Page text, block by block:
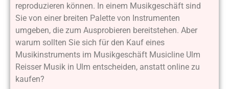
reproduzieren können. In einem Musikgeschäft sind
Sie von einer breiten Palette von Instrumenten
umgeben, die zum Ausprobieren bereitstehen. Aber
warum sollten Sie sich für den Kauf eines
Musikinstruments im Musikgeschäft Musicline Ulm
Reisser Musik in Ulm entscheiden, anstatt online zu
kaufen?